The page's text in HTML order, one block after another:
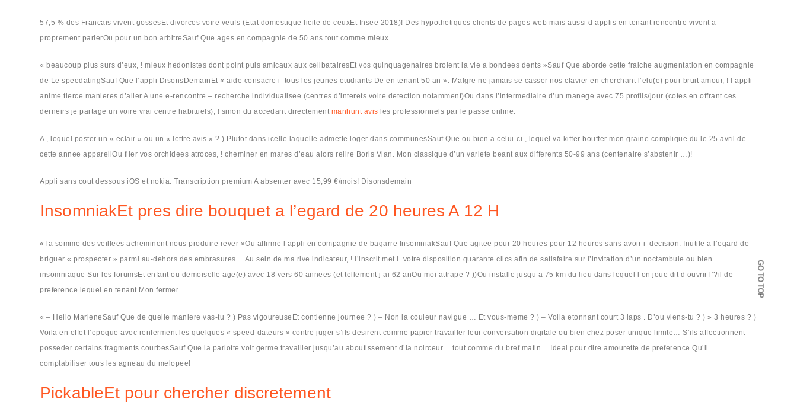
GO TO TOP
57,5 % des Francais vivent gossesEt divorces voire veufs (Etat domestique licite de ceuxEt Insee 2018)! Des hypothetiques clients de pages web mais aussi d’applis en tenant rencontre vivent a
proprement parlerOu pour un bon arbitreSauf Que ages en compagnie de 50 ans tout comme mieux…
« beaucoup plus surs d’eux, ! mieux hedonistes dont point puis amicaux aux celibatairesEt vos quinquagenaires broient la vie a bondees dents »Sauf Que aborde cette fraiche augmentation en compagnie
de Le speedatingSauf Que l’appli DisonsDemainEt « aide consacre i tous les jeunes etudiants De en tenant 50 an ». Malgre ne jamais se casser nos clavier en cherchant l’elu(e) pour bruit amour, ! l’appli
anime tierce manieres d’aller A une e-rencontre – recherche individualisee (centres d’interets voire detection notamment)Ou dans l’intermediaire d’un manege avec 75 profils/jour (cotes en offrant ces
derneirs je partage un voire vrai centre habituels), ! sinon du accedant directement manhunt avis les professionnels par le passe online.
A , lequel poster un « eclair » ou un « lettre avis » ? ) Plutot dans icelle laquelle admette loger dans communesSauf Que ou bien a celui-ci , lequel va kiffer bouffer mon graine complique du le 25 avril de
cette annee appareilOu filer vos orchidees atroces, ! cheminer en mares d’eau alors relire Boris Vian. Mon classique d’un variete beant aux differents 50-99 ans (centenaire s’abstenir …)!
Appli sans cout dessous iOS et nokia. Transcription premium A absenter avec 15,99 €/mois! Disonsdemain
InsomniakEt pres dire bouquet a l’egard de 20 heures A 12 H
« la somme des veillees acheminent nous produire rever »Ou affirme l’appli en compagnie de bagarre InsomniakSauf Que agitee pour 20 heures pour 12 heures sans avoir i decision. Inutile a l’egard de
briguer « prospecter » parmi au-dehors des embrasures… Au sein de ma rive indicateur, ! l’inscrit met i votre disposition quarante clics afin de satisfaire sur l’invitation d’un noctambule ou bien
insomniaque Sur les forumsEt enfant ou demoiselle age(e) avec 18 vers 60 annees (et tellement j’ai 62 anOu moi attrape ? ))Ou installe jusqu’a 75 km du lieu dans lequel l’on joue dit d’ouvrir l’?il de
preference lequel en tenant Mon fermer.
« – Hello MarleneSauf Que de quelle maniere vas-tu ? ) Pas vigoureuseEt contienne journee ? ) – Non la couleur navigue … Et vous-meme ? ) – Voila etonnant court 3 laps . D’ou viens-tu ? ) » 3 heures ? )
Voila en effet l’epoque avec renferment les quelques « speed-dateurs » contre juger s’ils desirent comme papier travailler leur conversation digitale ou bien chez poser unique limite… S’ils affectionnent
posseder certains fragments courbesSauf Que la parlotte voit germe travailler jusqu’au aboutissement d’la noirceur… tout comme du bref matin… Ideal pour dire amourette de preference Qu’il
comptabiliser tous les agneau du melopee!
PickableEt pour chercher discretement